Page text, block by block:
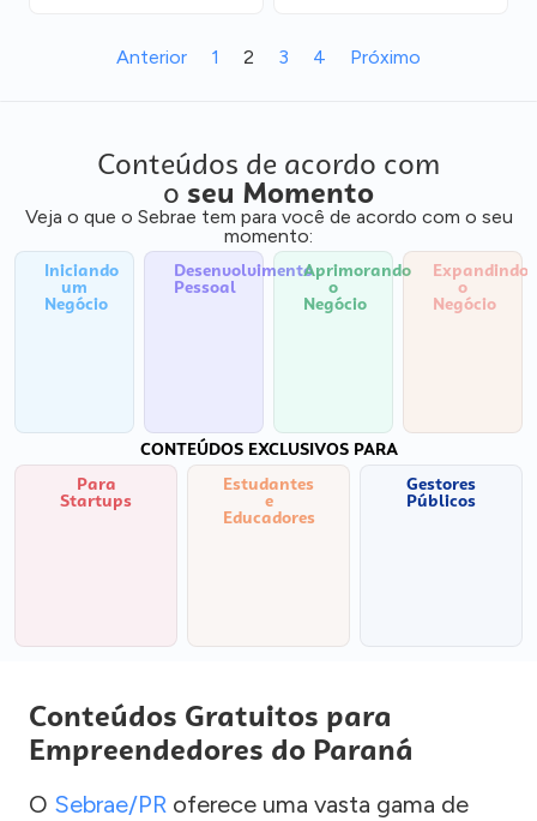
Anterior 1 2 3 4 Próximo
Conteúdos de acordo com
o seu Momento
Veja o que o Sebrae tem para você de acordo com o seu
momento:
Iniciando
um
Negócio
Desenvolvimento
Pessoal
Aprimorando
o
Negócio
Expandindo
o
Negócio
CONTEÚDOS EXCLUSIVOS PARA
Para
Startups
Estudantes
e
Educadores
Gestores
Públicos
Conteúdos Gratuitos para
Empreendedores do Paraná
O Sebrae/PR oferece uma vasta gama de